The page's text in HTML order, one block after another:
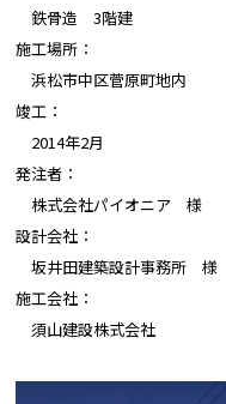
鉄骨造 3階建
施工場所：
浜松市中区菅原町地内
竣工：
2014年2月
発注者：
株式会社パイオニア 様
設計会社：
坂井田建築設計事務所 様
施工会社：
須山建設株式会社